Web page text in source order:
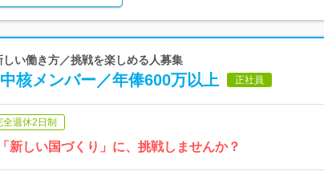
い働き方／挑戦を楽しめる人募集
核メンバー／年俸600万以上 正社員
全週休2日制
新しい国づくり」に、挑戦しませんか？